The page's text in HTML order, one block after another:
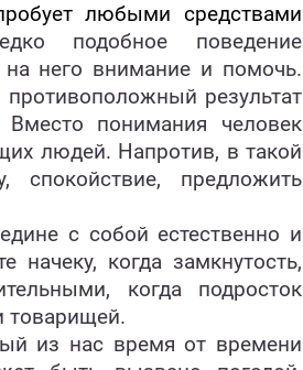
любыми средствами
подобное поведение
на него внимание и помочь.
результат
понимания человек
людей. Напротив, в такой
спокойствие, предложить
с собой естественно и
когда замкнутость,
когда подросток
товарищей.
из нас время от времени